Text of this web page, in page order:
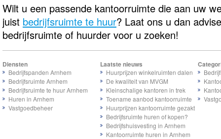
Wilt u een passende kantoorruimte die aan uw
juist bedrijfsruimte te huur? Laat ons u dan
bedrijfsruimte of huurder voor u zoeken!
Diensten
Bedrijfspanden Arnhem
Bedrijfsruimte Arnhem
Bedrijfsruimte te huur Arnhem
Huren in Arnhem
Vastgoedbeheer
Laatste nieuws
Huurprijzen winkelruimten dalen
De kwaliteit van MVGM
Kleinschalige kantoren in trek
Toename aanbod kantoorruimte
Huurprijzen kantoorruimte gezakt
Bedrijfsruimte huren of kopen?
Bedrijfshuisvesting in Arnhem
Kantoorruimte huren in Arnhem